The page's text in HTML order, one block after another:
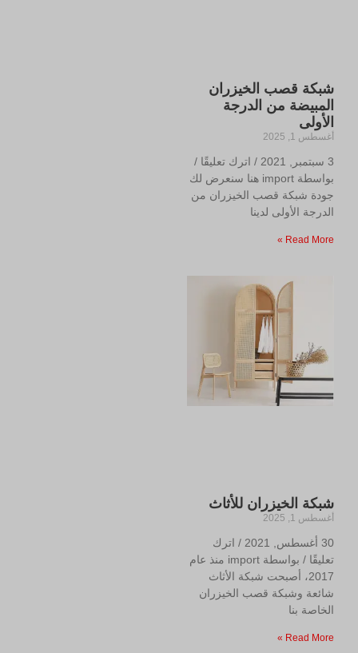
شبكة قصب الخيزران
المبيضة من الدرجة
الأولى
أغسطس 1, 2025
3 سبتمبر, 2021 / اترك تعليقًا /
بواسطة import هنا سنعرض لك
جودة شبكة قصب الخيزران من
الدرجة الأولى لدينا
Read More »
شبكة الخيزران للأثاث
أغسطس 1, 2025
30 أغسطس, 2021 / اترك
تعليقًا / بواسطة import منذ عام
2017، أصبحت شبكة الأثاث
شائعة وشبكة قصب الخيزران
الخاصة بنا
Read More »